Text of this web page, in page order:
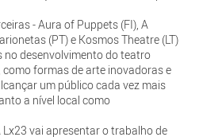
- Aura of Puppets (FI), A
(PT) e Kosmos Theatre (LT)
desenvolvimento do teatro
formas de arte inovadoras e
um público cada vez mais
a nível local como
vai apresentar o trabalho de